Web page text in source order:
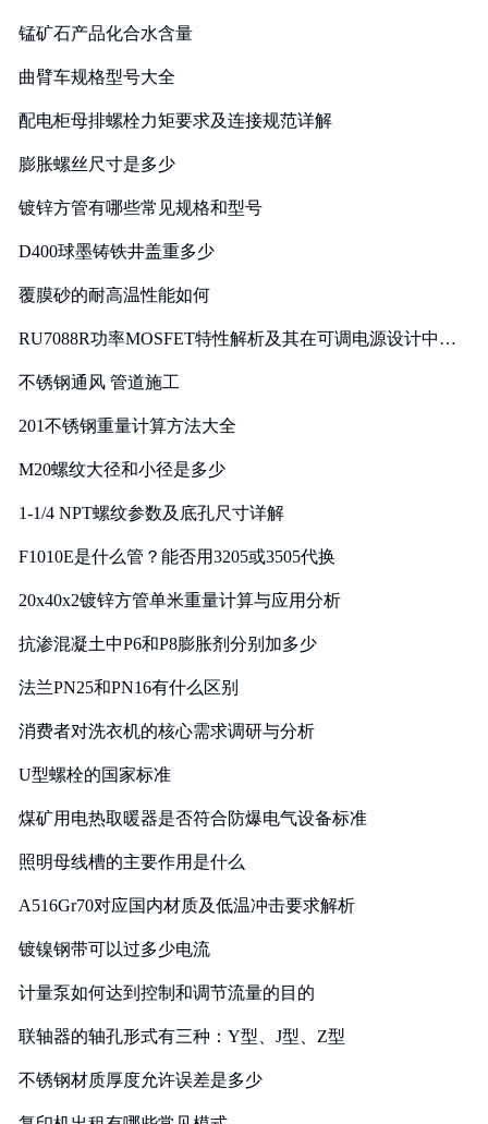
锰矿石产品化合水含量
曲臂车规格型号大全
配电柜母排螺栓力矩要求及连接规范详解
膨胀螺丝尺寸是多少
镀锌方管有哪些常见规格和型号
D400球墨铸铁井盖重多少
覆膜砂的耐高温性能如何
RU7088R功率MOSFET特性解析及其在可调电源设计中的
不锈钢通风 管道施工
201不锈钢重量计算方法大全
M20螺纹大径和小径是多少
1-1/4 NPT螺纹参数及底孔尺寸详解
F1010E是什么管？能否用3205或3505代换
20x40x2镀锌方管单米重量计算与应用分析
抗渗混凝土中P6和P8膨胀剂分别加多少
法兰PN25和PN16有什么区别
消费者对洗衣机的核心需求调研与分析
U型螺栓的国家标准
煤矿用电热取暖器是否符合防爆电气设备标准
照明母线槽的主要作用是什么
A516Gr70对应国内材质及低温冲击要求解析
镀镍钢带可以过多少电流
计量泵如何达到控制和调节流量的目的
联轴器的轴孔形式有三种：Y型、J型、Z型
不锈钢材质厚度允许误差是多少